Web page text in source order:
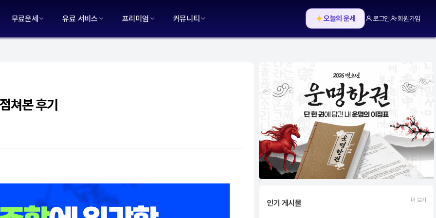
무료운세 유료 서비스 프리미엄 커뮤니티 ✦오늘의 운세 로그인 회원가입
쳐본 후기
인기 게시물 더 보기